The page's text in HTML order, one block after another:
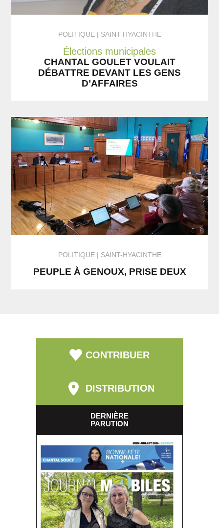
POLITIQUE SAINT-HYACINTHE
Élections municipales
CHANTAL GOULET VOULAIT
DÉBATTRE DEVANT LES GENS
D’AFFAIRES
POLITIQUE SAINT-HYACINTHE
PEUPLE À GENOUX, PRISE DEUX
CONTRIBUER
DISTRIBUTION
DERNIÈRE
PARUTION